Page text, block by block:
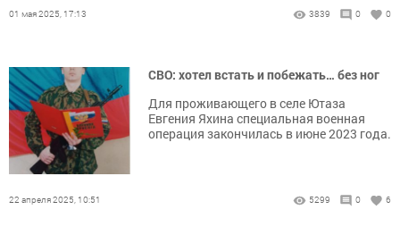
01 мая 2025, 17:13 3839 0 0
СВО: хотел встать и побежать… без ног
Для проживающего в селе Ютаза
Евгения Яхина специальная военная
операция закончилась в июне 2023 года.
22 апреля 2025, 10:51 5299 0 6